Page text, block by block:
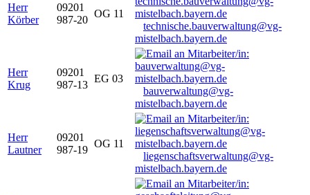
Herr
Körber
09201
987-20
OG 11
technische.bauverwaltung@vg-
mistelbach.bayern.de
Herr
Krug
09201
987-13
EG 03
bauverwaltung@vg-
mistelbach.bayern.de
Herr
Lautner
09201
987-19
OG 11
liegenschaftsverwaltung@vg-
mistelbach.bayern.de